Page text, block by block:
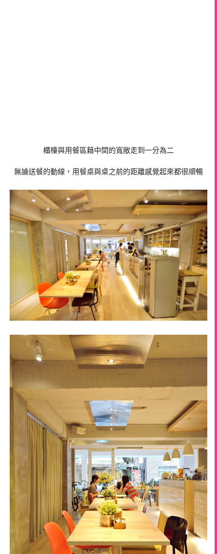
櫃檯與用餐區藉中間的寬敞走到一分為二
無論送餐的動線，用餐桌與桌之前的距離感覺起來都很順暢